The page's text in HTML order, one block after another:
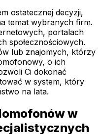
ostatecznej decyzji,
temat wybranych firm.
portalach
społecznościowych.
lub znajomych, którzy
o ich
Ci dokonać
w system, który
na lata.
w